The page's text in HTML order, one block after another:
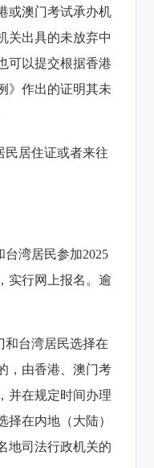
或澳门考试承办机
关出具的未放弃中
可以提交根据香港
》作出的证明其未
民居住证或者来往
台湾居民参加2025
实行网上报名。逾
和台湾居民选择在
，由香港、澳门考
并在规定时间办理
择在内地（大陆）
地司法行政机关的